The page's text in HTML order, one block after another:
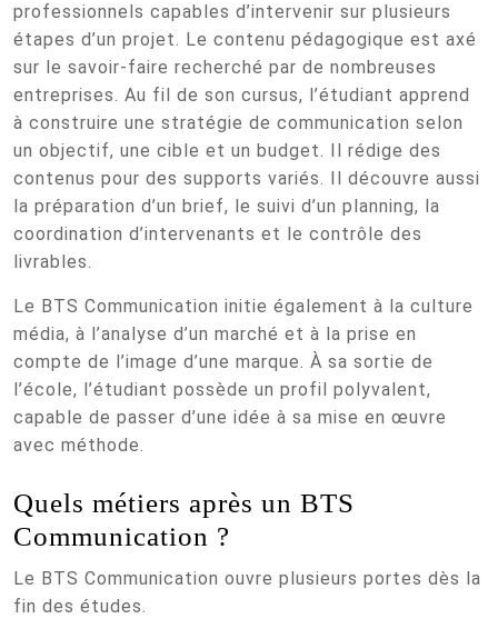
professionnels capables d’intervenir sur plusieurs
étapes d’un projet. Le contenu pédagogique est axé
sur le savoir-faire recherché par de nombreuses
entreprises. Au fil de son cursus, l’étudiant apprend
à construire une stratégie de communication selon
un objectif, une cible et un budget. Il rédige des
contenus pour des supports variés. Il découvre aussi
la préparation d’un brief, le suivi d’un planning, la
coordination d’intervenants et le contrôle des
livrables.
Le BTS Communication initie également à la culture
média, à l’analyse d’un marché et à la prise en
compte de l’image d’une marque. À sa sortie de
l’école, l’étudiant possède un profil polyvalent,
capable de passer d’une idée à sa mise en œuvre
avec méthode.
Quels métiers après un BTS
Communication ?
Le BTS Communication ouvre plusieurs portes dès la
fin des études.